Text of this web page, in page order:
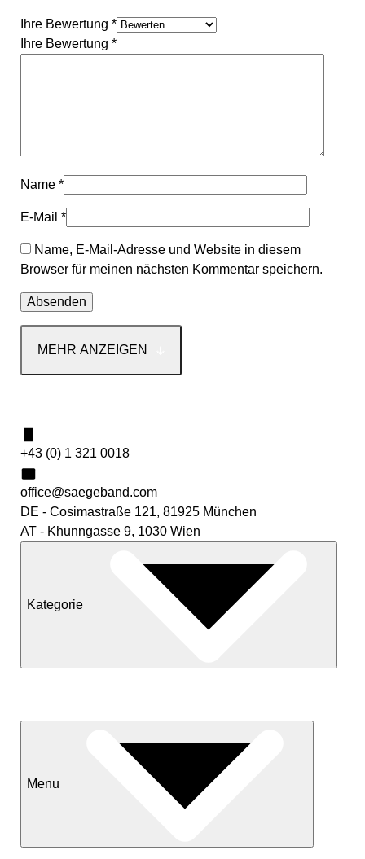
Ihre Bewertung *
Ihre Bewertung *
Name *
E-Mail *
Name, E-Mail-Adresse und Website in diesem
Browser für meinen nächsten Kommentar speichern.
MEHR ANZEIGEN
+43 (0) 1 321 0018
office@saegeband.com
DE - Cosimastraße 121, 81925 München
AT - Khunngasse 9, 1030 Wien
Kategorie
Menu